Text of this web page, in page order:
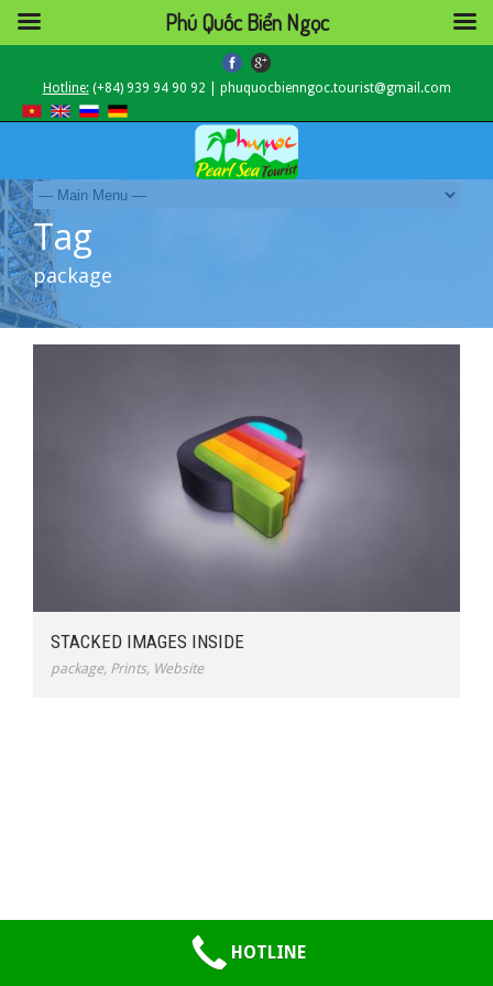
Hotline:(+84) 939 94 90 92 | phuquocbienngoc.tourist@gmail.com
Tag
package
STACKED IMAGES INSIDE
package, Prints, Website
HOTLINE
Phú Quốc Biển Ngọc